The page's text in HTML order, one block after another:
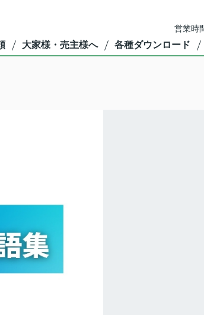
営業時
大家様・売主様へ 各種ダウンロード